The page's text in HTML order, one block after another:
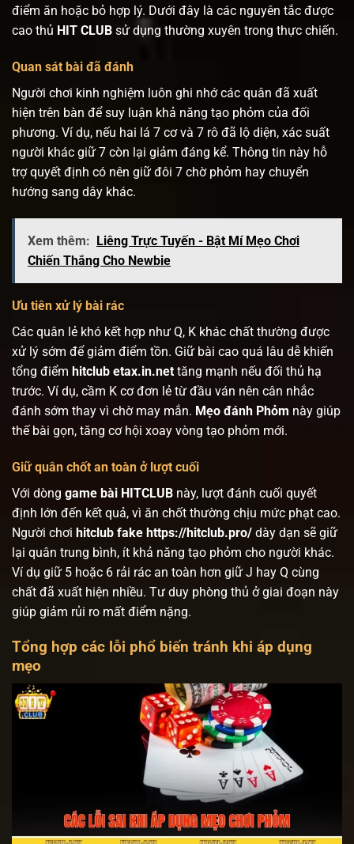
điểm ăn hoặc bỏ hợp lý. Dưới đây là các nguyên tắc được
cao thủ HIT CLUB sử dụng thường xuyên trong thực chiến.
Quan sát bài đã đánh
Người chơi kinh nghiệm luôn ghi nhớ các quân đã xuất
hiện trên bàn để suy luận khả năng tạo phỏm của đối
phương. Ví dụ, nếu hai lá 7 cơ và 7 rô đã lộ diện, xác suất
người khác giữ 7 còn lại giảm đáng kể. Thông tin này hỗ
trợ quyết định có nên giữ đôi 7 chờ phỏm hay chuyển
hướng sang dây khác.
Xem thêm: Liêng Trực Tuyến - Bật Mí Mẹo Chơi
Chiến Thắng Cho Newbie
Ưu tiên xử lý bài rác
Các quân lẻ khó kết hợp như Q, K khác chất thường được
xử lý sớm để giảm điểm tồn. Giữ bài cao quá lâu dễ khiến
tổng điểm hitclub etax.in.net tăng mạnh nếu đối thủ hạ
trước. Ví dụ, cầm K cơ đơn lẻ từ đầu ván nên cân nhắc
đánh sớm thay vì chờ may mắn. Mẹo đánh Phỏm này giúp
thế bài gọn, tăng cơ hội xoay vòng tạo phỏm mới.
Giữ quân chốt an toàn ở lượt cuối
Với dòng game bài HITCLUB này, lượt đánh cuối quyết
định lớn đến kết quả, vì ăn chốt thường chịu mức phạt cao.
Người chơi hitclub fake https://hitclub.pro/ dày dạn sẽ giữ
lại quân trung bình, ít khả năng tạo phỏm cho người khác.
Ví dụ giữ 5 hoặc 6 rải rác an toàn hơn giữ J hay Q cùng
chất đã xuất hiện nhiều. Tư duy phòng thủ ở giai đoạn này
giúp giảm rủi ro mất điểm nặng.
Tổng hợp các lỗi phổ biến tránh khi áp dụng
mẹo